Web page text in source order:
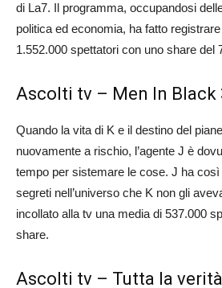
di La7. Il programma, occupandosi
politica ed economia, ha fatto
1.552.000 spettatori con uno share del
Ascolti tv – Men In Black
Quando la vita di K e il destino del
nuovamente a rischio, l’agente J è
tempo per sistemare le cose. J ha
segreti nell’universo che K non gli
incollato alla tv una media di 537.000
share.
Ascolti tv – Tutta la